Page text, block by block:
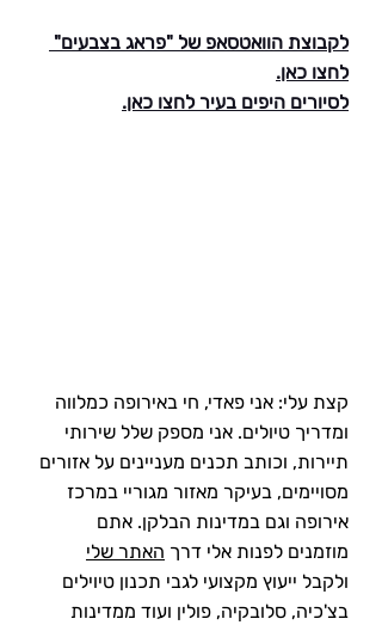
לקבוצת הוואטסאפ של "פראג בצבעים"
לחצו כאן.
לסיורים היפים בעיר לחצו כאן.
קצת עלי: אני פאדי, חי באירופה כמלווה
ומדריך טיולים. אני מספק שלל שירותי
תיירות, וכותב תכנים מעניינים על אזורים
מסויימים, בעיקר מאזור מגוריי במרכז
אירופה וגם במדינות הבלקן. אתם
מוזמנים לפנות אלי דרך האתר שלי
ולקבל ייעוץ מקצועי לגבי תכנון טיוילים
בצ'כיה, סלובקיה, פולין ועוד ממדינות